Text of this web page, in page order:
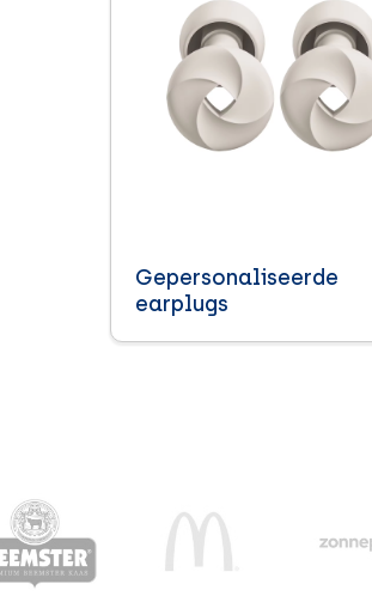
Gepersonaliseerde
earplugs